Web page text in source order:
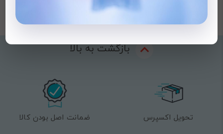
بازگشت به بالا
تحویل اکسپرس ضمانت اصل بودن کالا